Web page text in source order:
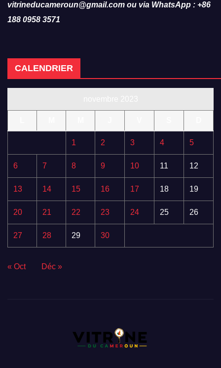
vitrineducameroun@gmail.com ou via WhatsApp : +86
188 0958 3571
CALENDRIER
1 2 3 4 5
6 7 8 9 10 11 12
13 14 15 16 17 18 19
20 21 22 23 24 25 26
27 28 29 30
« Oct Déc »